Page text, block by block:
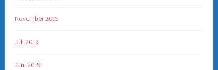
November 2019
Juli 2019
Juni 2019